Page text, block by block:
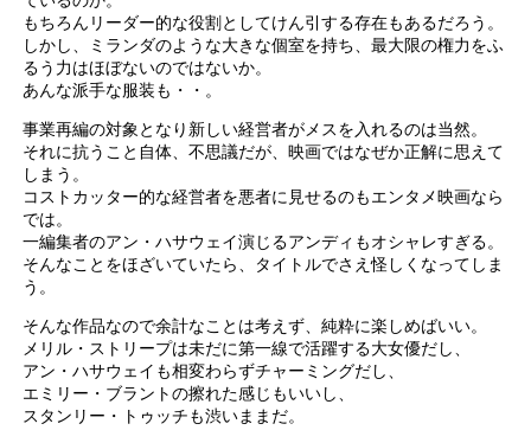
もちろんリーダー的な役割としてけん引する存在もあるだろう。
しかし、ミランダのような大きな個室を持ち、最大限の権力をふ
るう力はほぼないのではないか。
あんな派手な服装も・・。
事業再編の対象となり新しい経営者がメスを入れるのは当然。
それに抗うこと自体、不思議だが、映画ではなぜか正解に思えて
しまう。
コストカッター的な経営者を悪者に見せるのもエンタメ映画なら
では。
一編集者のアン・ハサウェイ演じるアンディもオシャレすぎる。
そんなことをほざいていたら、タイトルでさえ怪しくなってしま
う。
そんな作品なので余計なことは考えず、純粋に楽しめばいい。
メリル・ストリープは未だに第一線で活躍する大女優だし、
アン・ハサウェイも相変わらずチャーミングだし、
エミリー・ブラントの擦れた感じもいいし、
スタンリー・トゥッチも渋いままだ。